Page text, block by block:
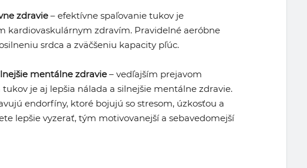
zdravie – efektívne spaľovanie tukov je
kardiovaskulárnym zdravím. Pravidelné aeróbne
srdca a zväčšeniu kapacity pľúc.
mentálne zdravie – vedľajším prejavom
je aj lepšia nálada a silnejšie mentálne zdravie.
endorfíny, ktoré bojujú so stresom, úzkosťou a
lepšie vyzerať, tým motivovanejší a sebavedomejší